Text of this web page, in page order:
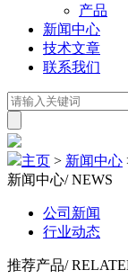
产品
新闻中心
技术文章
联系我们
主页 > 新闻中心
新闻中心/ NEWS
公司新闻
行业动态
推荐产品/